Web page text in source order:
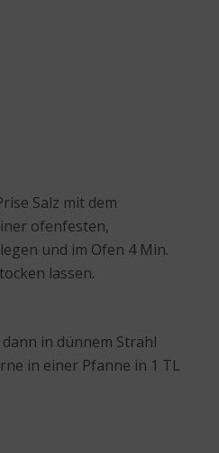
Salz mit dem
ofenfesten,
und im Ofen 4 Min.
lassen.
in dünnem Strahl
in einer Pfanne in 1 TL